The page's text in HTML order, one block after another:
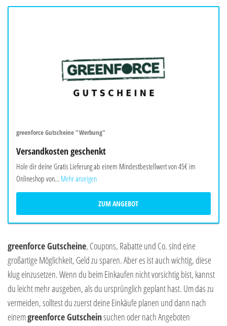
greenforce Gutscheine "Werbung"
Versandkosten geschenkt
Hole dir deine Gratis Lieferung ab einem Mindestbestellwert von 45€ im
Onlineshop von... Mehr anzeigen
ZUM ANGEBOT
greenforce Gutscheine, Coupons, Rabatte und Co. sind eine
großartige Möglichkeit, Geld zu sparen. Aber es ist auch wichtig, diese
klug einzusetzen. Wenn du beim Einkaufen nicht vorsichtig bist, kannst
du leicht mehr ausgeben, als du ursprünglich geplant hast. Um das zu
vermeiden, solltest du zuerst deine Einkäufe planen und dann nach
einemgreenforce Gutscheinsuchen oder nach Angeboten